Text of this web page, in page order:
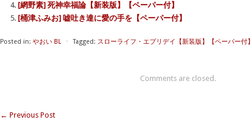
[網野素] 死神幸福論【新装版】【ペーパー付】
[桶津ふみお] 嘘吐き達に愛の手を【ペーパー付】
Posted in: やおい BL ⋅ Tagged: スローライフ・エブリデイ【新装版】【ペーパー付】
Comments are closed.
← Previous Post